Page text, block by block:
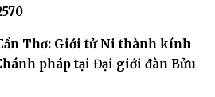
Thơ: Giới tử Ni thành kính
pháp tại Đại giới đàn Bửu